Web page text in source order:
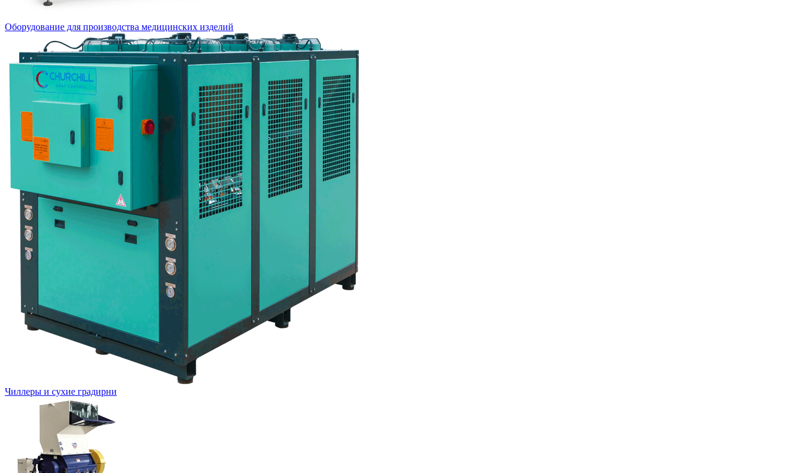
Оборудование для производства медицинских изделий
Чиллеры и сухие градирни